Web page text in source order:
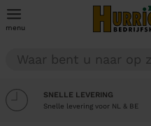
menu
SNELLE LEVERING
Snelle levering voor NL & BE